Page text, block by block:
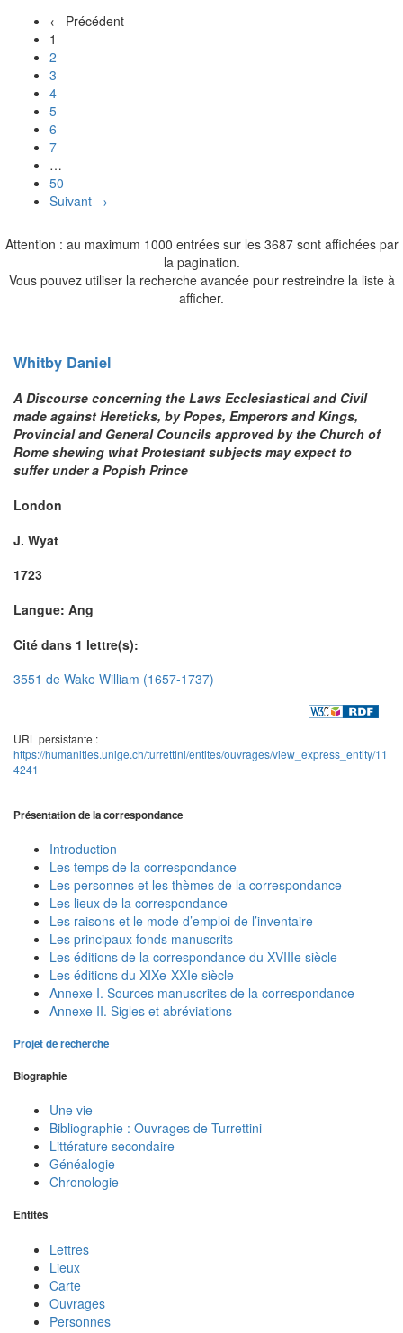
← Précédent
1
2
3
4
5
6
7
…
50
Suivant →
Attention : au maximum 1000 entrées sur les 3687 sont affichées par
la pagination.
Vous pouvez utiliser la recherche avancée pour restreindre la liste à
afficher.
Whitby Daniel
A Discourse concerning the Laws Ecclesiastical and Civil
made against Hereticks, by Popes, Emperors and Kings,
Provincial and General Councils approved by the Church of
Rome shewing what Protestant subjects may expect to
suffer under a Popish Prince
London
J. Wyat
1723
Langue: Ang
Cité dans 1 lettre(s):
3551 de Wake William (1657-1737)
URL persistante :
https://humanities.unige.ch/turrettini/entites/ouvrages/view_express_entity/11
4241
Présentation de la correspondance
Introduction
Les temps de la correspondance
Les personnes et les thèmes de la correspondance
Les lieux de la correspondance
Les raisons et le mode d’emploi de l’inventaire
Les principaux fonds manuscrits
Les éditions de la correspondance du XVIIIe siècle
Les éditions du XIXe-XXIe siècle
Annexe I. Sources manuscrites de la correspondance
Annexe II. Sigles et abréviations
Projet de recherche
Biographie
Une vie
Bibliographie : Ouvrages de Turrettini
Littérature secondaire
Généalogie
Chronologie
Entités
Lettres
Lieux
Carte
Ouvrages
Personnes